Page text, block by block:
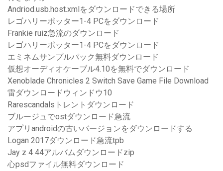
Andriod.usb.host.xmlをダウンロードできる場所
レゴハリーポッター1-4 PCをダウンロード
Frankie ruiz急流のダウンロード
レゴハリーポッター1-4 PCをダウンロード
エミネムサンプルパック無料ダウンロード
仮想オーディオケーブル4.10を無料でダウンロード
Xenoblade Chronicles 2 Switch Save Game File Download
雷ダウンロードウィンドウ10
Rarescandalsトレントダウンロード
ブルージュでostダウンロード急流
アプリandroidの古いバージョンをダウンロードする
Logan 2017ダウンロード急流tpb
Jay z 4 44アルバムダウンロードzip
心psdファイル無料ダウンロード